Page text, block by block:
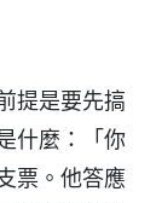
提是要先搞
什麼：「你
票。他答應